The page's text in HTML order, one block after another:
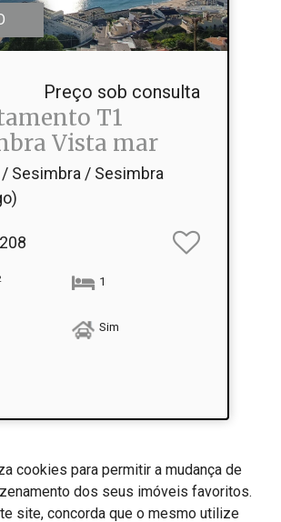
cookies para permitir a mudança de
dos seus imóveis favoritos.
site, concorda que o mesmo utilize
Preço sob consulta
T1
Vista mar
Sesimbra / Sesimbra
1
Sim
Fácil Diálogo